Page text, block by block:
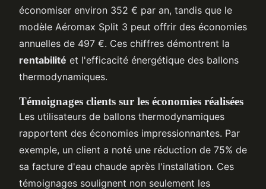
économiser environ 352 € par an, tandis que le
modèle Aéromax Split 3 peut offrir des économies
annuelles de 497 €. Ces chiffres démontrent la
rentabilité et l'efficacité énergétique des ballons
thermodynamiques.
Témoignages clients sur les économies réalisées
Les utilisateurs de ballons thermodynamiques
rapportent des économies impressionnantes. Par
exemple, un client a noté une réduction de 75% de
sa facture d'eau chaude après l'installation. Ces
témoignages soulignent non seulement les